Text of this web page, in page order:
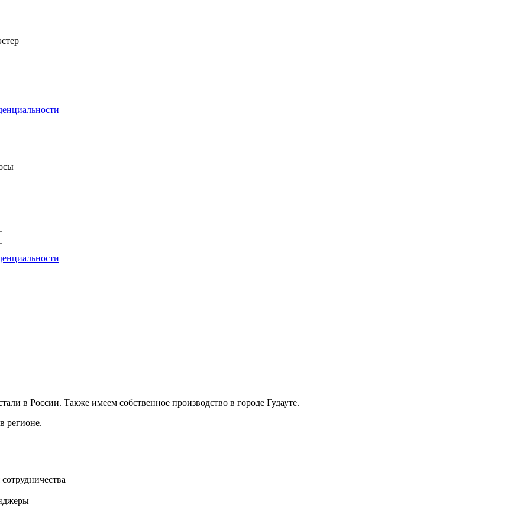
в России. Также имеем собственное производство в городе Гудауте.
регионе.